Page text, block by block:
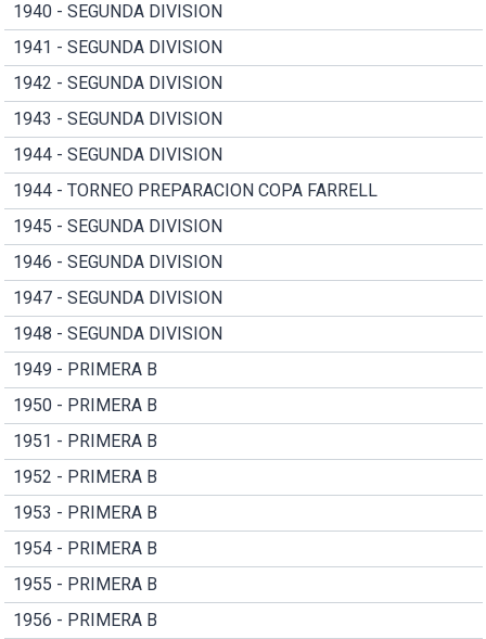
1940 - SEGUNDA DIVISION
1941 - SEGUNDA DIVISION
1942 - SEGUNDA DIVISION
1943 - SEGUNDA DIVISION
1944 - SEGUNDA DIVISION
1944 - TORNEO PREPARACION COPA FARRELL
1945 - SEGUNDA DIVISION
1946 - SEGUNDA DIVISION
1947 - SEGUNDA DIVISION
1948 - SEGUNDA DIVISION
1949 - PRIMERA B
1950 - PRIMERA B
1951 - PRIMERA B
1952 - PRIMERA B
1953 - PRIMERA B
1954 - PRIMERA B
1955 - PRIMERA B
1956 - PRIMERA B